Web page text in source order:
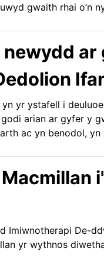
gwaith rhai o’n
yr ystafell i
arian ar gyfer y
ac yn benodol,
Imiwnotherapi De-
yr wythnos